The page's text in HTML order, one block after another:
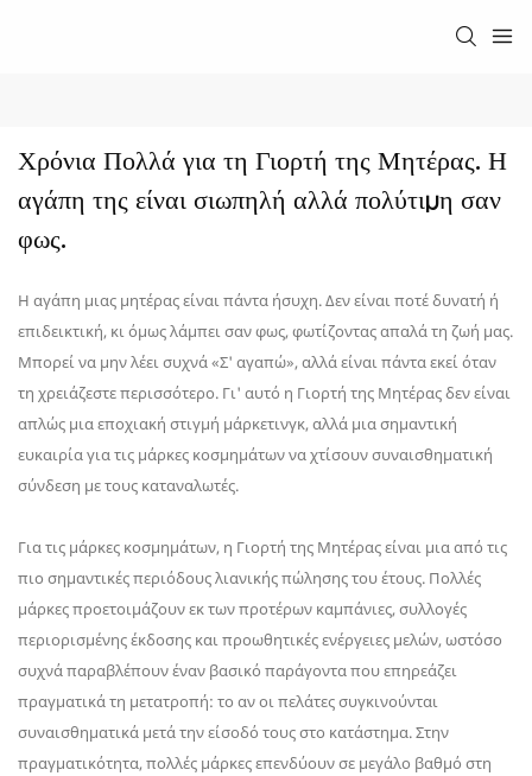
Χρόνια Πολλά για τη Γιορτή της Μητέρας. Η
αγάπη της είναι σιωπηλή αλλά πολύτιμη σαν
φως.
Η αγάπη μιας μητέρας είναι πάντα ήσυχη. Δεν είναι ποτέ δυνατή ή
επιδεικτική, κι όμως λάμπει σαν φως, φωτίζοντας απαλά τη ζωή μας.
Μπορεί να μην λέει συχνά «Σ' αγαπώ», αλλά είναι πάντα εκεί όταν
τη χρειάζεστε περισσότερο. Γι' αυτό η Γιορτή της Μητέρας δεν είναι
απλώς μια εποχιακή στιγμή μάρκετινγκ, αλλά μια σημαντική
ευκαιρία για τις μάρκες κοσμημάτων να χτίσουν συναισθηματική
σύνδεση με τους καταναλωτές.
Για τις μάρκες κοσμημάτων, η Γιορτή της Μητέρας είναι μια από τις
πιο σημαντικές περιόδους λιανικής πώλησης του έτους. Πολλές
μάρκες προετοιμάζουν εκ των προτέρων καμπάνιες, συλλογές
περιορισμένης έκδοσης και προωθητικές ενέργειες μελών, ωστόσο
συχνά παραβλέπουν έναν βασικό παράγοντα που επηρεάζει
πραγματικά τη μετατροπή: το αν οι πελάτες συγκινούνται
συναισθηματικά μετά την είσοδό τους στο κατάστημα. Στην
πραγματικότητα, πολλές μάρκες επενδύουν σε μεγάλο βαθμό στη